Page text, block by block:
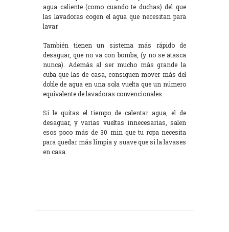
agua caliente (como cuando te duchas) del que
las lavadoras cogen el agua que necesitan para
lavar.
También tienen un sistema más rápido de
desaguar, que no va con bomba, (y no se atasca
nunca). Además al ser mucho más grande la
cuba que las de casa, consiguen mover más del
doble de agua en una sola vuelta que un número
equivalente de lavadoras convencionales.
Si le quitas el tiempo de calentar agua, el de
desaguar, y varias vueltas innecesarias, salen
esos poco más de 30 min que tu ropa necesita
para quedar más limpia y suave que si la lavases
en casa.